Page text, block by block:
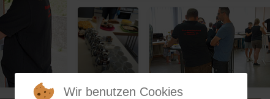
Wir benutzen Cookies